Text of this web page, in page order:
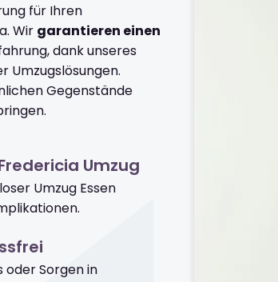
für Ihren
Wir garantieren einen
dank unseres
Umzugslösungen.
Gegenstände
Umzug
Umzug Essen
oder Sorgen in